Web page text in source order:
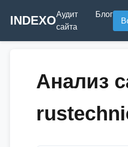
INDEXOАудит
сайта
Блог
Анализ